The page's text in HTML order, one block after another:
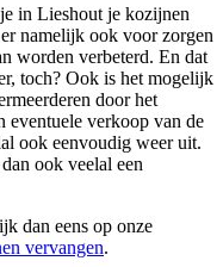
in Lieshout je kozijnen
namelijk ook voor zorgen
worden verbeterd. En dat
toch? Ook is het mogelijk
door het
eventuele verkoop van de
ook eenvoudig weer uit.
ook veelal een
dan eens op onze
vervangen.